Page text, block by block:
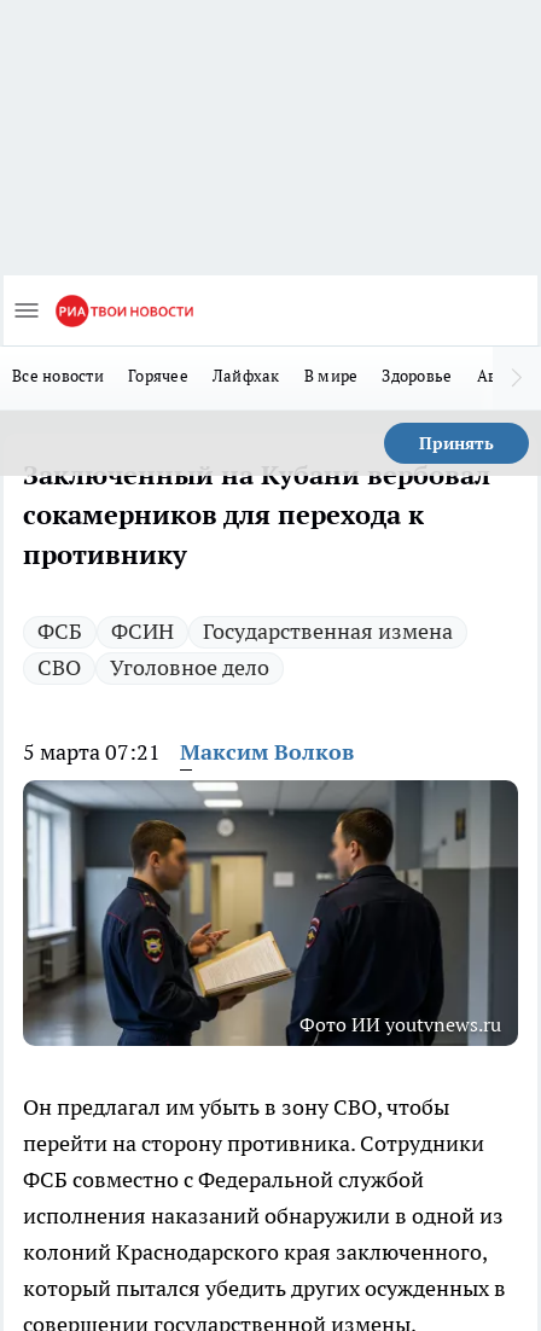
Все новости Горячее Лайфхак В мире Здоровье Авто
Принять
Заключенный на Кубани вербовал
сокамерников для перехода к
противнику
ФСБ ФСИН
Государственная измена
СВО
Уголовное дело
5 марта 07:21 Максим Волков
Фото ИИ youtvnews.ru
Он предлагал им убыть в зону СВО, чтобы
перейти на сторону противника. Сотрудники
ФСБ совместно с Федеральной службой
исполнения наказаний обнаружили в одной из
колоний Краснодарского края заключенного,
который пытался убедить других осужденных в
совершении государственной измены,